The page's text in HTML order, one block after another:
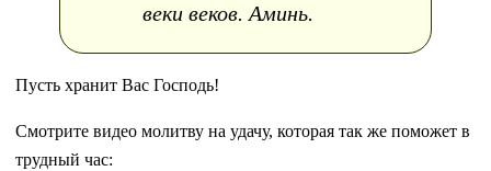
веки веков. Аминь.
Пусть хранит Вас Господь!
Смотрите видео молитву на удачу, которая так же поможет в
трудный час: